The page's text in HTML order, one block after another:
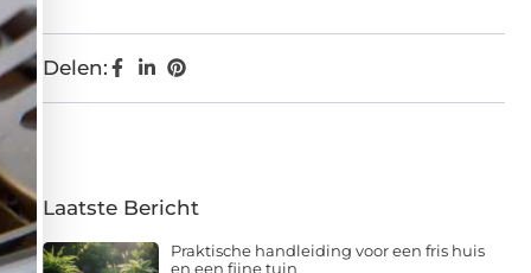
Delen:
Laatste Bericht
Praktische handleiding voor een fris huis
en een fijne tuin